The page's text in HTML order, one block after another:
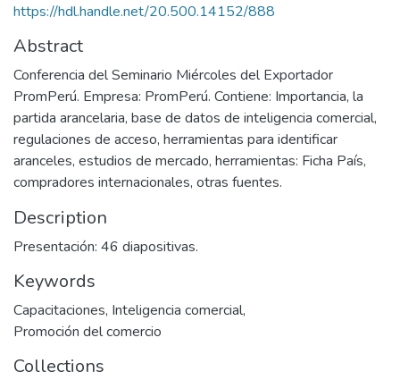
https://hdl.handle.net/20.500.14152/888
Abstract
Conferencia del Seminario Miércoles del Exportador
PromPerú. Empresa: PromPerú. Contiene: Importancia, la
partida arancelaria, base de datos de inteligencia comercial,
regulaciones de acceso, herramientas para identificar
aranceles, estudios de mercado, herramientas: Ficha País,
compradores internacionales, otras fuentes.
Description
Presentación: 46 diapositivas.
Keywords
Capacitaciones, Inteligencia comercial,
Promoción del comercio
Collections